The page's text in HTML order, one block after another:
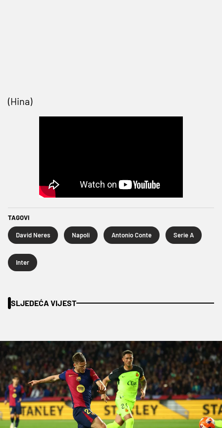
(Hina)
TAGOVI
David Neres Napoli Antonio Conte Serie A
Inter
SLJEDEĆA VIJEST